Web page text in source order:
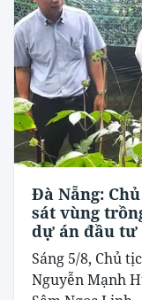
Đà Nẵng:
sát vùng
dự án đầu tư
Sáng 5/8, Chủ
Nguyễn Mạnh